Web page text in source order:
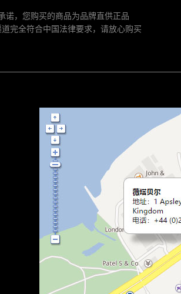
诺，您购买的商品为品牌直供正品
完全符合中国法律要求，请放心购买